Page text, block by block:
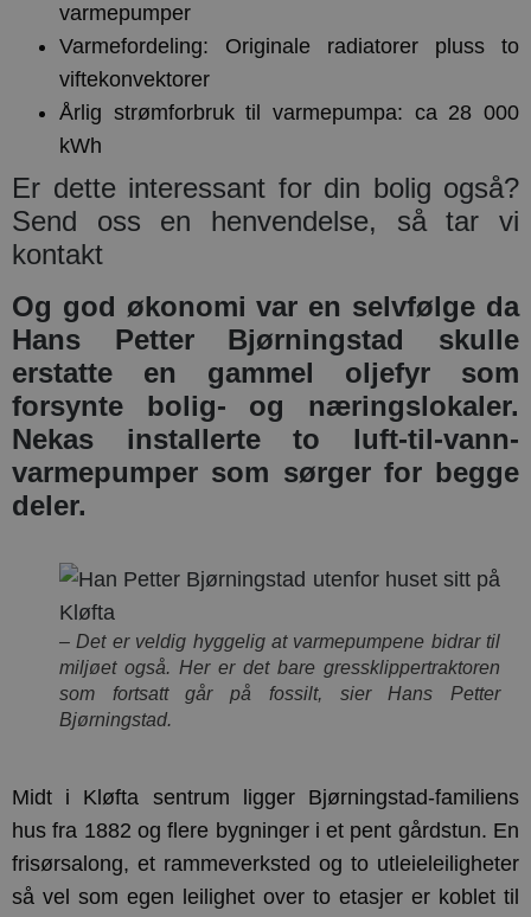
varmepumper
Varmefordeling: Originale radiatorer pluss to
viftekonvektorer
Årlig strømforbruk til varmepumpa: ca 28 000
kWh
Er dette interessant for din bolig også?
Send oss en henvendelse, så tar vi
kontakt
Og god økonomi var en selvfølge da
Hans Petter Bjørningstad skulle
erstatte en gammel oljefyr som
forsynte bolig- og næringslokaler.
Nekas installerte to luft-til-vann-
varmepumper som sørger for begge
deler.
– Det er veldig hyggelig at varmepumpene bidrar til
miljøet også. Her er det bare gressklippertraktoren
som fortsatt går på fossilt, sier Hans Petter
Bjørningstad.
Midt i Kløfta sentrum ligger Bjørningstad-familiens
hus fra 1882 og flere bygninger i et pent gårdstun. En
frisørsalong, et rammeverksted og to utleieleiligheter
så vel som egen leilighet over to etasjer er koblet til